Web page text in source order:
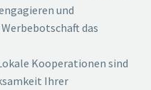
und
das
Kooperationen sind
Ihrer